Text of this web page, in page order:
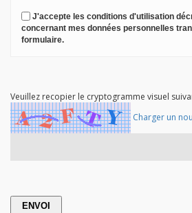
J'accepte les conditions d'utilisation
concernant mes données personnelles
formulaire.
Veuillez recopier le cryptogramme visuel
Charger un